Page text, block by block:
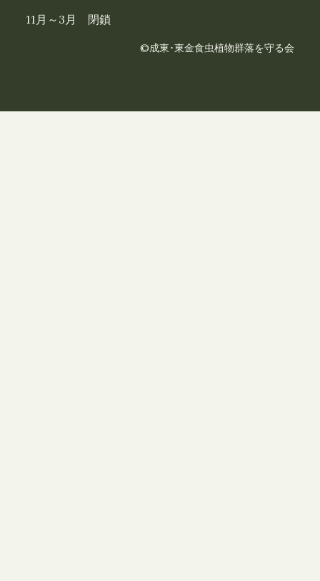
11月～3月 閉鎖
©成東･東金食虫植物群落を守る会